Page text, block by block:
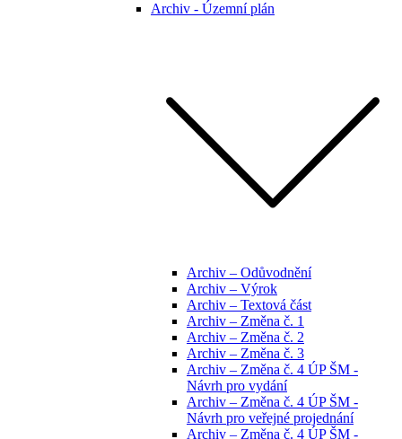
Archiv - Územní plán
Archiv – Odůvodnění
Archiv – Výrok
Archiv – Textová část
Archiv – Změna č. 1
Archiv – Změna č. 2
Archiv – Změna č. 3
Archiv – Změna č. 4 ÚP ŠM -
Návrh pro vydání
Archiv – Změna č. 4 ÚP ŠM -
Návrh pro veřejné projednání
Archiv – Změna č. 4 ÚP ŠM -